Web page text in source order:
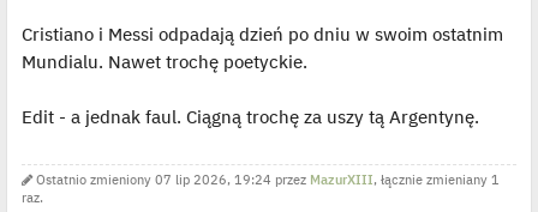
p
s
t
w
e
y
Cristiano i Messi odpadają dzień po dniu w swoim ostatnim
Mundialu. Nawet trochę poetyckie.
Edit - a jednak faul. Ciągną trochę za uszy tą Argentynę.
Ostatnio zmieniony 07 lip 2026, 19:24 przez MazurXIII, łącznie zmieniany 1
raz.